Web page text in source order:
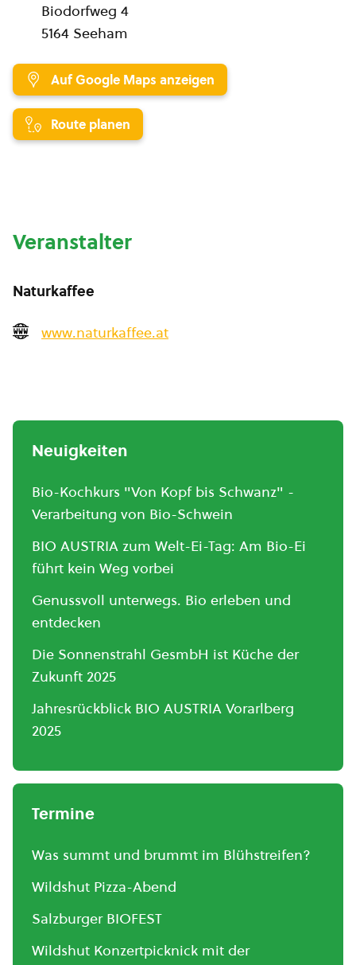
Biodorfweg 4
5164 Seeham
Auf Google Maps anzeigen
Route planen
Veranstalter
Naturkaffee
www.naturkaffee.at
Neuigkeiten
Bio-Kochkurs "Von Kopf bis Schwanz" -
Verarbeitung von Bio-Schwein
BIO AUSTRIA zum Welt-Ei-Tag: Am Bio-Ei
führt kein Weg vorbei
Genussvoll unterwegs. Bio erleben und
entdecken
Die Sonnenstrahl GesmbH ist Küche der
Zukunft 2025
Jahresrückblick BIO AUSTRIA Vorarlberg
2025
Termine
Was summt und brummt im Blühstreifen?
Wildshut Pizza-Abend
Salzburger BIOFEST
Wildshut Konzertpicknick mit der